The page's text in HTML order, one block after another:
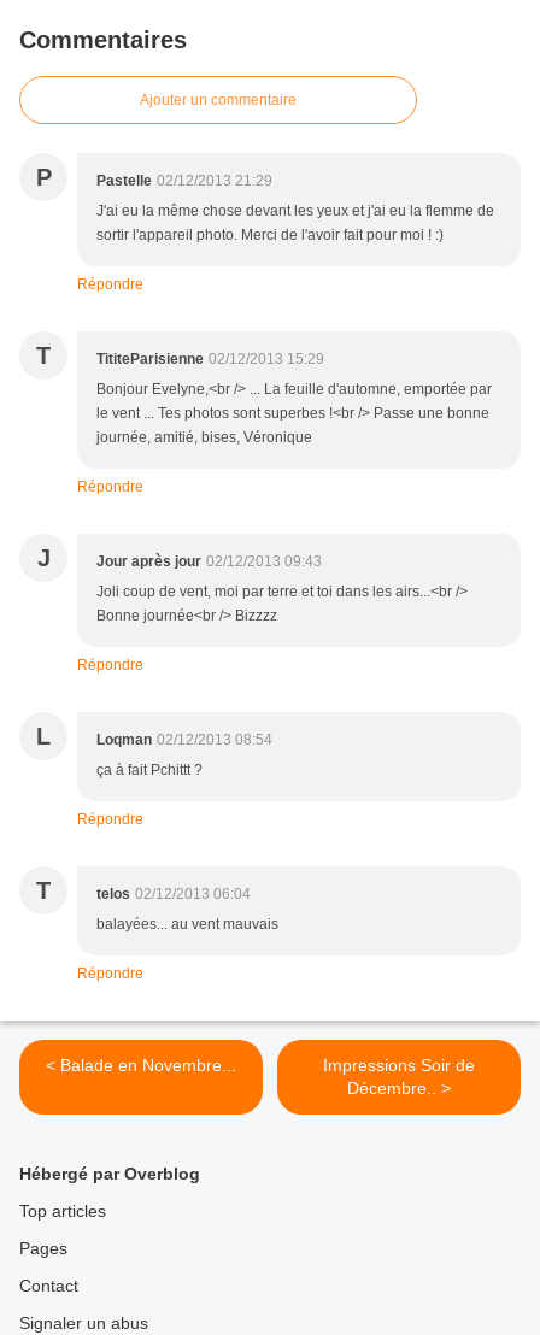
Commentaires
Ajouter un commentaire
P Pastelle 02/12/2013 21:29
J'ai eu la même chose devant les yeux et j'ai eu la flemme de
sortir l'appareil photo. Merci de l'avoir fait pour moi ! :)
Répondre
T TititeParisienne 02/12/2013 15:29
Bonjour Evelyne,<br /> ... La feuille d'automne, emportée par
le vent ... Tes photos sont superbes !<br /> Passe une bonne
journée, amitié, bises, Véronique
Répondre
J Jour après jour 02/12/2013 09:43
Joli coup de vent, moi par terre et toi dans les airs...<br />
Bonne journée<br /> Bizzzz
Répondre
L Loqman 02/12/2013 08:54
ça à fait Pchittt ?
Répondre
T telos 02/12/2013 06:04
balayées... au vent mauvais
Répondre
< Balade en Novembre...
Impressions Soir de
Décembre.. >
Hébergé par Overblog
Top articles
Pages
Contact
Signaler un abus